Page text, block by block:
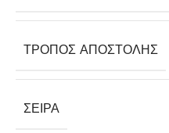
ΤΡΌΠΟΣ ΑΠΟΣΤΟΛΉΣ
ΣΕΙΡΆ